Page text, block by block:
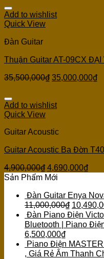
Add to wishlist
Quick View
Đàn Guitar
Thuận Guitar AT-09CX ĐẠI
35,500,000₫ 35,000,000₫
Add to wishlist
Quick View
Guitar Acoustic
Guitar Acoustic Ba Đờn
4,900,000₫ 4,690,000₫
Sản Phẩm Mới
Đàn Guitar Enya
11,000,000₫
Đàn Piano Điện
Bluetooth | Piano
6,500,000₫
Piano Điện
, Giá Rẻ Âm Thanh